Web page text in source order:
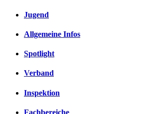
Jugend
Allgemeine Infos
Spotlight
Verband
Inspektion
Fachbereiche